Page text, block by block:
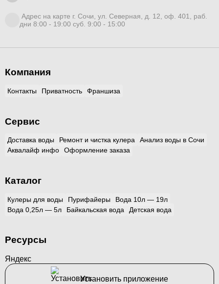
Адрес на карте г. Сочи, ул. Северная, д. 12, оф. 401, раб.
дни 8:00 - 19:00 суб. 9:00 - 15:00
Компания
Контакты Приватность Франшиза
Сервис
Доставка воды Ремонт и чистка кулера
Анализ воды в Сочи
Аквалайф инфо
Оформление заказа
Каталог
Кулеры для воды Пурифайеры
Вода 10л — 19л
Вода 0,25л — 5л
Байкальская вода Детская вода
Ресурсы
Яндекс
Установить приложение